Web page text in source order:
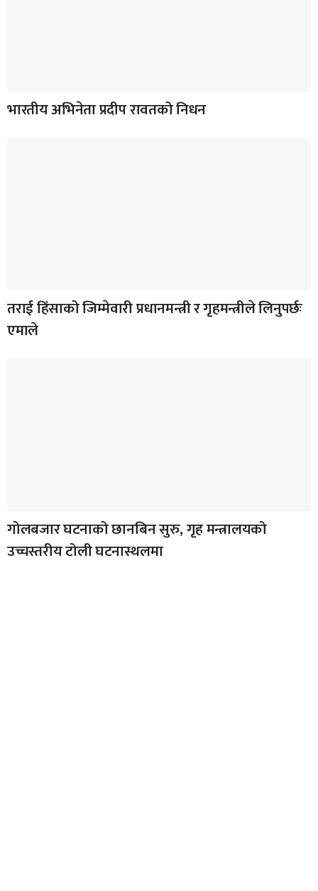
भारतीय अभिनेता प्रदीप रावतको निधन
तराई हिंसाको जिम्मेवारी प्रधानमन्त्री र गृहमन्त्रीले लिनुपर्छः
एमाले
गोलबजार घटनाको छानबिन सुरु, गृह मन्त्रालयको
उच्चस्तरीय टोली घटनास्थलमा